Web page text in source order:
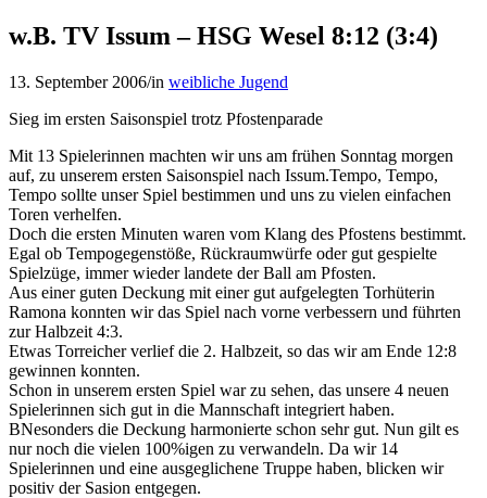
w.B. TV Issum – HSG Wesel 8:12 (3:4)
13. September 2006/in weibliche Jugend
Sieg im ersten Saisonspiel trotz Pfostenparade
Mit 13 Spielerinnen machten wir uns am frühen Sonntag morgen
auf, zu unserem ersten Saisonspiel nach Issum.Tempo, Tempo,
Tempo sollte unser Spiel bestimmen und uns zu vielen einfachen
Toren verhelfen.
Doch die ersten Minuten waren vom Klang des Pfostens bestimmt.
Egal ob Tempogegenstöße, Rückraumwürfe oder gut gespielte
Spielzüge, immer wieder landete der Ball am Pfosten.
Aus einer guten Deckung mit einer gut aufgelegten Torhüterin
Ramona konnten wir das Spiel nach vorne verbessern und führten
zur Halbzeit 4:3.
Etwas Torreicher verlief die 2. Halbzeit, so das wir am Ende 12:8
gewinnen konnten.
Schon in unserem ersten Spiel war zu sehen, das unsere 4 neuen
Spielerinnen sich gut in die Mannschaft integriert haben.
BNesonders die Deckung harmonierte schon sehr gut. Nun gilt es
nur noch die vielen 100%igen zu verwandeln. Da wir 14
Spielerinnen und eine ausgeglichene Truppe haben, blicken wir
positiv der Sasion entgegen.